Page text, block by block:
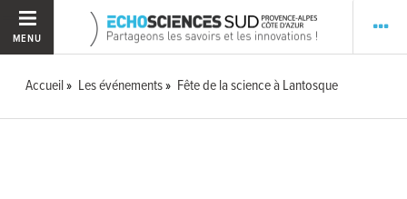
MENU
Accueil Les événements Fête de la science à Lantosque